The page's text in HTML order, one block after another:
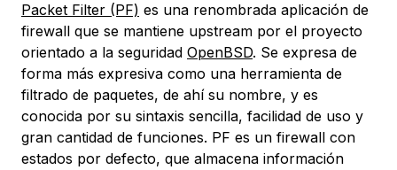
Packet Filter (PF) es una renombrada aplicación de
firewall que se mantiene upstream por el proyecto
orientado a la seguridad OpenBSD. Se expresa de
forma más expresiva como una herramienta de
filtrado de paquetes, de ahí su nombre, y es
conocida por su sintaxis sencilla, facilidad de uso y
gran cantidad de funciones. PF es un firewall con
estados por defecto, que almacena información